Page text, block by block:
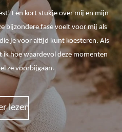
Een kort stukje over mij en mijn
bijzondere fase voelt voor mij als
je voor altijd kunt koesteren. Als
ik hoe waardevol deze momenten
ze voorbijgaan.
lezen